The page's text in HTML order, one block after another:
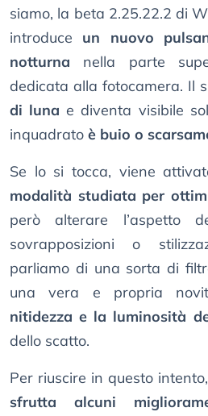
siamo, la beta 2.25.22.2 di
introduce un nuovo
notturna nella parte
dedicata alla fotocamera. Il
di luna e diventa visibile
inquadrato è buio o
Se lo si tocca, viene
modalità studiata per
però alterare l’aspetto
sovrapposizioni o
parliamo di una sorta di
una vera e propria
nitidezza e la luminosità
dello scatto.
Per riuscire in questo
sfrutta alcuni